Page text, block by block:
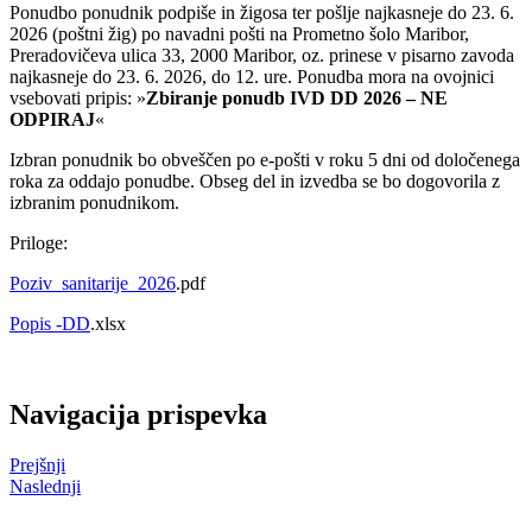
Ponudbo ponudnik podpiše in žigosa ter pošlje najkasneje do 23. 6.
2026 (poštni žig) po navadni pošti na Prometno šolo Maribor,
Preradovičeva ulica 33, 2000 Maribor, oz. prinese v pisarno zavoda
najkasneje do 23. 6. 2026, do 12. ure. Ponudba mora na ovojnici
vsebovati pripis: »Zbiranje ponudb IVD DD 2026– NE
ODPIRAJ«
Izbran ponudnik bo obveščen po e-pošti v roku 5 dni od določenega
roka za oddajo ponudbe. Obseg del in izvedba se bo dogovorila z
izbranim ponudnikom.
Priloge:
Poziv_sanitarije_2026.pdf
Popis -DD.xlsx
Navigacija prispevka
Prejšnji
Naslednji